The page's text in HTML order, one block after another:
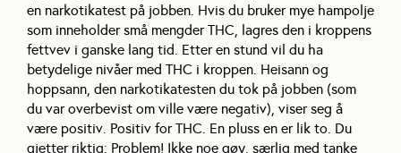
en narkotikatest på jobben. Hvis du bruker mye hampolje
som inneholder små mengder THC, lagres den i kroppens
fettvev i ganske lang tid. Etter en stund vil du ha
betydelige nivåer med THC i kroppen. Heisann og
hoppsann, den narkotikatesten du tok på jobben (som
du var overbevist om ville være negativ), viser seg å
være positiv. Positiv for THC. En pluss en er lik to. Du
gjetter riktig: Problem! Ikke noe gøy, særlig med tanke